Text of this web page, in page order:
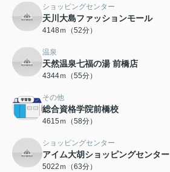
ショッピングセンター
天川大島ファッションモール
4148ｍ（52分）
温泉
天然温泉七福の湯 前橋店
4344ｍ（55分）
その他
総合資格学院前橋校
4615ｍ（58分）
ショッピングセンター
アイム大胡ショッピングセンター
5022ｍ（63分）